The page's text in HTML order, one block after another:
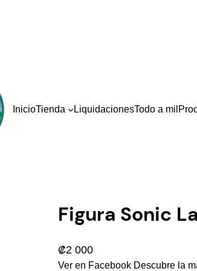
InicioTienda LiquidacionesTodo a mil
Figura Sonic
₡2 000
Ver en Facebook Descubre la